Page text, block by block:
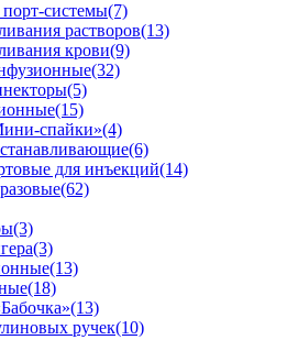
системы(7)
растворов(13)
крови(9)
(32)
(5)
(15)
спайки»(4)
(6)
для инъекций(14)
(62)
(3)
(3)
(13)
(18)
(13)
ручек(10)